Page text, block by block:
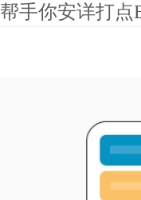
帮手你安详打点